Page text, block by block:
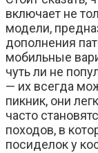
включает не
модели,
дополнения
мобильные
чуть ли не
— их всегда
пикник, они
часто
походов, в
посиделок у